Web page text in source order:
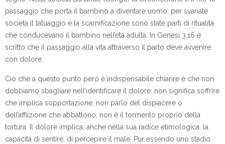
passaggio che porta il bambino a diventare uomo; per svariate
società il tatuaggio e la scarnificazione sono state parti di ritualità
che conducevano il bambino nell’età adulta. In Genesi 3,16 è
scritto che il passaggio alla vita attraverso il parto deve avvenire
con dolore.
Ciò che a questo punto però è indispensabile chiarire è che non
dobbiamo sbagliare nell’identificare il dolore: non significa soffrire
che implica sopportazione, non parlo del dispiacere o
dell’afflizione che abbattono, non è il tormento proprio della
tortura. Il dolore implica, anche nella sua radice etimologica, la
capacità di sentire, di percepire il male. Pur essendo uno stadio